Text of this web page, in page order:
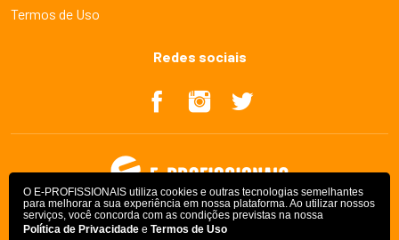
O E-PROFISSIONAIS utiliza cookies e outras tecnologias semelhantes
para melhorar a sua experiência em nossa plataforma. Ao utilizar nossos
serviços, você concorda com as condições previstas na nossa
Política de Privacidade e Termos de Uso
Termos de Uso
Redes sociais